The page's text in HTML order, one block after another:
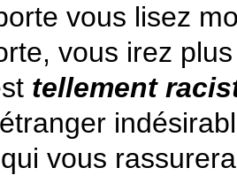
vous lisez
vous irez
tellement
vous